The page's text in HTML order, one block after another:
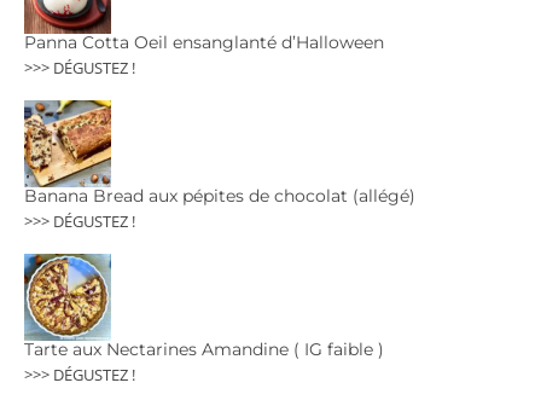
Panna Cotta Oeil ensanglanté d’Halloween
>>> DÉGUSTEZ !
Banana Bread aux pépites de chocolat (allégé)
>>> DÉGUSTEZ !
Tarte aux Nectarines Amandine ( IG faible )
>>> DÉGUSTEZ !